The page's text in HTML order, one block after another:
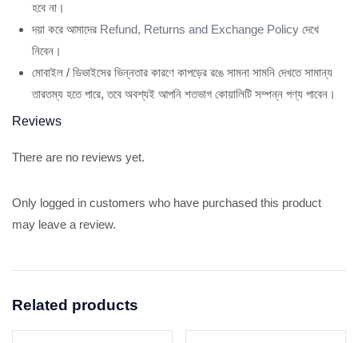
হবে না।
দয়া করে আমাদের Refund, Returns and Exchange Policy দেখে
নিবেন।
মোবাইল / ডিভাইসের ভিন্নতার কারণে কাপড়ের রঙে সামনা সামনি দেখতে সামান্য
তারতম্য হতে পারে, তবে অবশ্যই আপনি শতভাগ কোয়ালিটি সম্পন্ন পণ্য পাবেন।
Reviews
There are no reviews yet.
Only logged in customers who have purchased this product
may leave a review.
Related products